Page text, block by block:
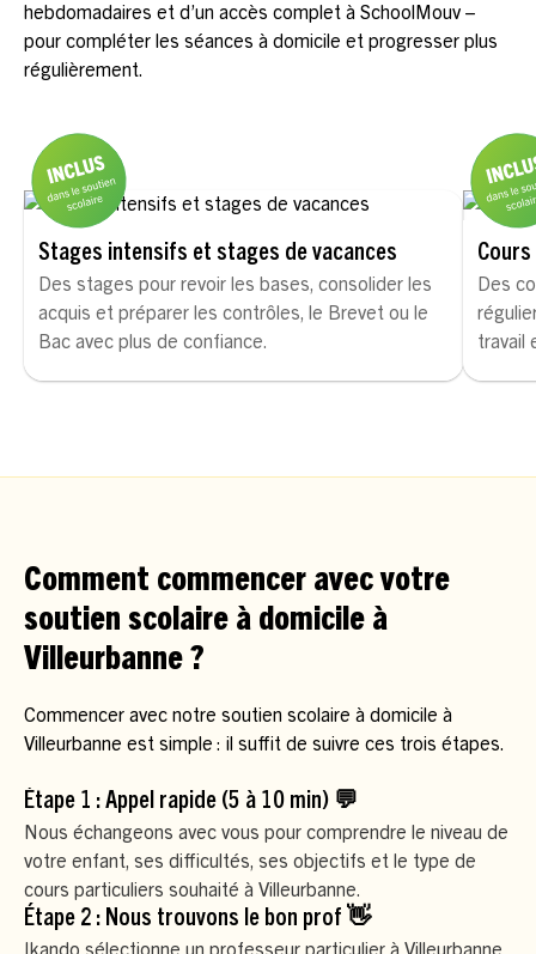
hebdomadaires et d’un accès complet à SchoolMouv –
pour compléter les séances à domicile et progresser plus
régulièrement.
Stages intensifs et stages de vacances
Des stages pour revoir les bases, consolider les
acquis et préparer les contrôles, le Brevet ou le
Bac avec plus de confiance.
Des
travail
Comment commencer avec votre
soutien scolaire à domicile à
Villeurbanne ?
Commencer avec notre soutien scolaire à domicile à
Villeurbanne est simple : il suffit de suivre ces trois étapes.
Étape 1 : Appel rapide (5 à 10 min) 💬
Nous échangeons avec vous pour comprendre le niveau de
votre enfant, ses difficultés, ses objectifs et le type de
cours particuliers souhaité à Villeurbanne.
Étape 2 : Nous trouvons le bon prof 👋
Ikando sélectionne un professeur particulier à Villeurbanne